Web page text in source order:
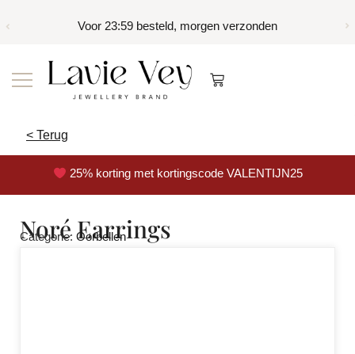
Voor 23:59 besteld, morgen verzonden
< Terug
25% korting met kortingscode VALENTIJN25
Noré Earrings
Categorie: Oorbellen